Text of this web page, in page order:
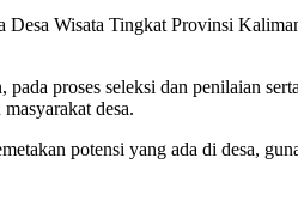
Wisata Tingkat Provinsi
proses seleksi dan penilaian
desa.
potensi yang ada di desa,